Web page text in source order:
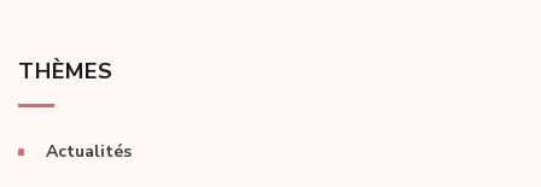
THÈMES
Actualités